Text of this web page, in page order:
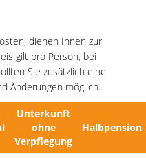
dienen Ihnen zur
gilt pro Person, bei
Sie zusätzlich eine
Änderungen möglich.
Unterkunft
ohne
Verpflegung
Halbpension